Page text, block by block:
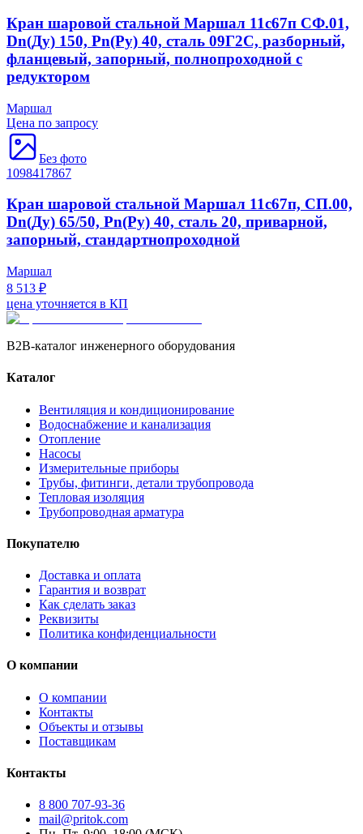
Кран шаровой стальной Маршал 11с67п СФ.01,
Dn(Ду) 150, Рn(Ру) 40, сталь 09Г2С, разборный,
фланцевый, запорный, полнопроходной с
редуктором
Маршал
Цена по запросу
Без фото
1098417867
Кран шаровой стальной Маршал 11с67п, СП.00,
Dn(Ду) 65/50, Рn(Ру) 40, сталь 20, приварной,
запорный, стандартнопроходной
Маршал
8 513 ₽
цена уточняется в КП
B2B-каталог инженерного оборудования
Каталог
Вентиляция и кондиционирование
Водоснабжение и канализация
Отопление
Насосы
Измерительные приборы
Трубы, фитинги, детали трубопровода
Тепловая изоляция
Трубопроводная арматура
Покупателю
Доставка и оплата
Гарантия и возврат
Как сделать заказ
Реквизиты
Политика конфиденциальности
О компании
О компании
Контакты
Объекты и отзывы
Поставщикам
Контакты
8 800 707-93-36
mail@pritok.com